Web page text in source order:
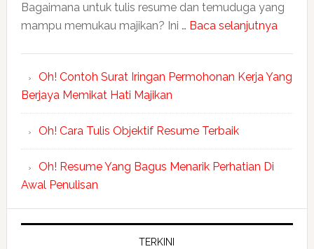
Bagaimana untuk tulis resume dan temuduga yang
mampu memukau majikan? Ini … Baca selanjutnya
Oh! Contoh Surat Iringan Permohonan Kerja Yang
Berjaya Memikat Hati Majikan
Oh! Cara Tulis Objektif Resume Terbaik
Oh! Resume Yang Bagus Menarik Perhatian Di
Awal Penulisan
TERKINI